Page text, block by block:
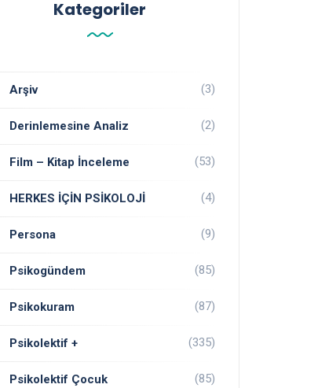
Kategoriler
Arşiv (3)
Derinlemesine Analiz (2)
Film – Kitap İnceleme (53)
HERKES İÇİN PSİKOLOJİ (4)
Persona (9)
Psikogündem (85)
Psikokuram (87)
Psikolektif + (335)
Psikolektif Çocuk (85)